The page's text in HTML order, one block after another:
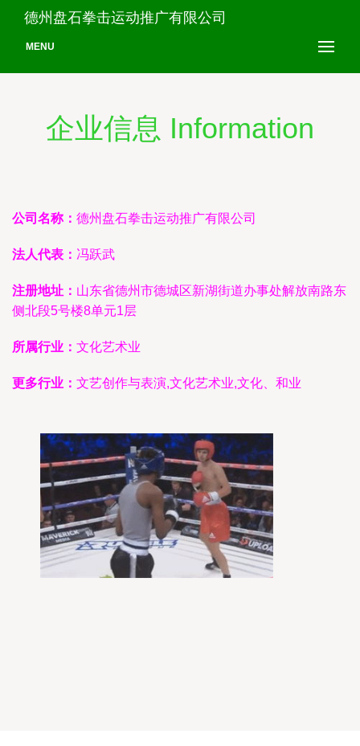
德州盘石拳击运动推广有限公司
MENU
企业信息 Information
公司名称： 德州盘石拳击运动推广有限公司
法人代表： 冯跃武
注册地址： 山东省德州市德城区新湖街道办事处解放南路东
侧北段5号楼8单元1层
所属行业： 文化艺术业
更多行业： 文艺创作与表演,文化艺术业,文化、和业